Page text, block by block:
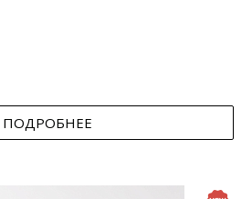
ПОДРОБНЕЕ